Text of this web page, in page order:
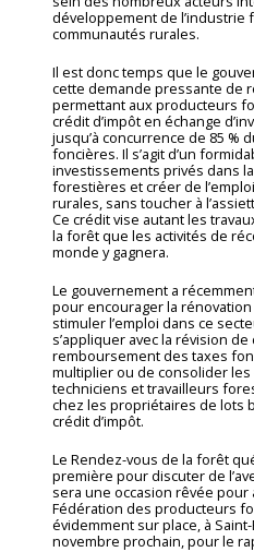
développement de l’industrie
communautés rurales.
Il est donc temps que le
cette demande pressante de
permettant aux producteurs
crédit d’impôt en échange
jusqu’à concurrence de 85 %
foncières. Il s’agit d’un
investissements privés dans
forestières et créer de
rurales, sans toucher à
Ce crédit vise autant les
la forêt que les activités de
monde y gagnera.
Le gouvernement a
pour encourager la
stimuler l’emploi dans ce
s’appliquer avec la révision
remboursement des taxes
multiplier ou de consolider
techniciens et travailleurs
chez les propriétaires de lots
crédit d’impôt.
Le Rendez-vous de la forêt
première pour discuter de
sera une occasion rêvée pour
Fédération des producteurs
évidemment sur place, à
novembre prochain, pour le